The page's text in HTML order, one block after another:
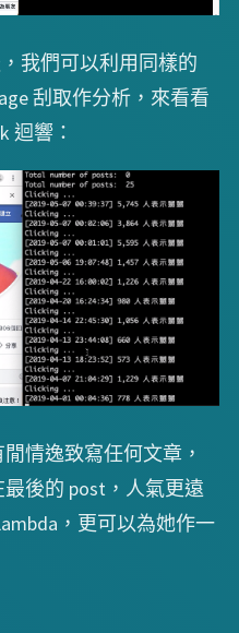
我們可以利用同樣的
刮取作分析，來看看
迴響：
情逸致寫任何文章，
後的 post，人氣更遠
，更可以為她作一